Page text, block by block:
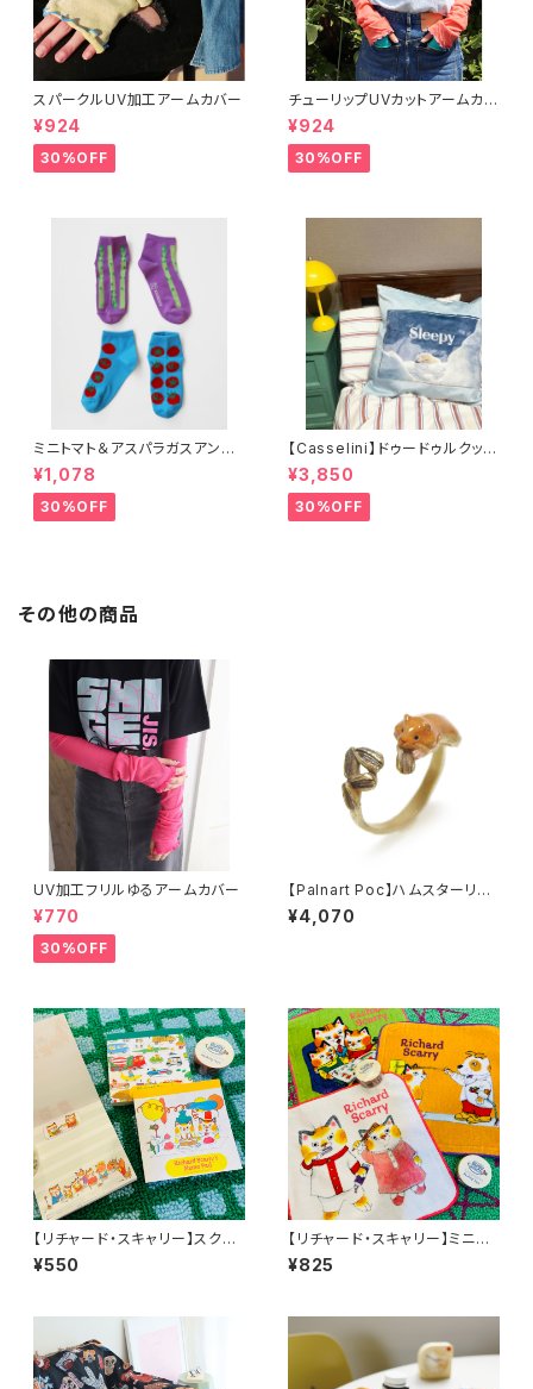
スパークルUV加工アームカバー
¥924
30%OFF
チューリップUVカットアームカバ
ー
¥924
30%OFF
ミニトマト＆アスパラガスアンク
ルソックス 2P
¥1,078
30%OFF
【Casselini】ドゥードゥルクッシ
ョンカバー
¥3,850
30%OFF
その他の商品
UV加工フリルゆるアームカバー
¥770
30%OFF
【Palnart Poc】ハムスターリン
グ
¥4,070
【リチャード・スキャリー】スクエ
アメモ
¥550
【リチャード・スキャリー】ミニハ
ンドタオル
¥825